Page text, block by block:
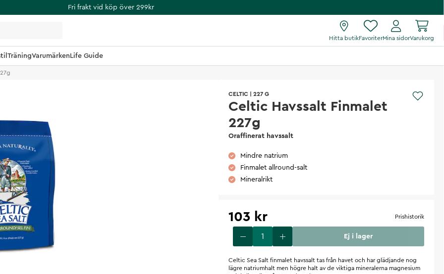
Fri frakt vid köp över 299kr
Hitta butikFavoriterMina sidorVarukorg
TräningVarumärkenLife Guide
CELTIC 227 G
Celtic Havssalt Finmalet
227g
Oraffinerat havssalt
Mindre natrium
Finmalet allround-salt
Mineralrikt
103 kr Prishistorik
Ej i lager
Celtic Sea Salt finmalet havssalt tas från havet och har glädjande nog
lägre natriumhalt men högre halt av de viktiga mineralerna magnesium